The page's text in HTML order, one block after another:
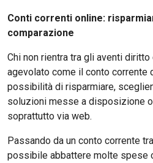
Conti correnti online:
comparazione
Chi non rientra tra gli aventi
agevolato come il conto corrente
possibilità di risparmiare,
soluzioni messe a disposizione
soprattutto via web.
Passando da un conto corrente
possibile abbattere molte spese